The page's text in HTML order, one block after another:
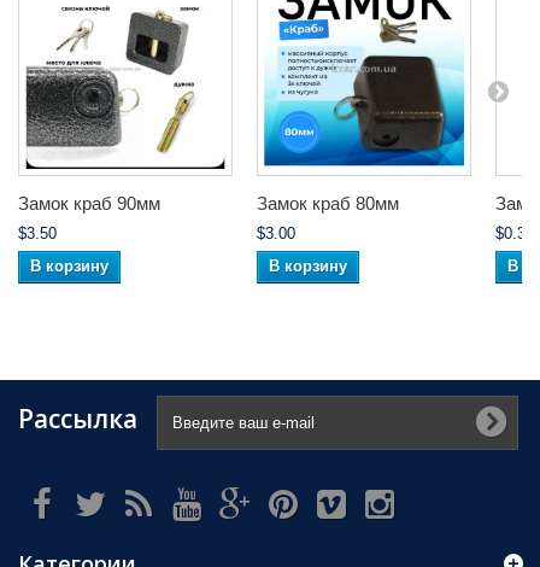
Замок краб 90мм
$3.50
В корзину
Замок краб 80мм
$3.00
В корзину
$0.35
В
Рассылка